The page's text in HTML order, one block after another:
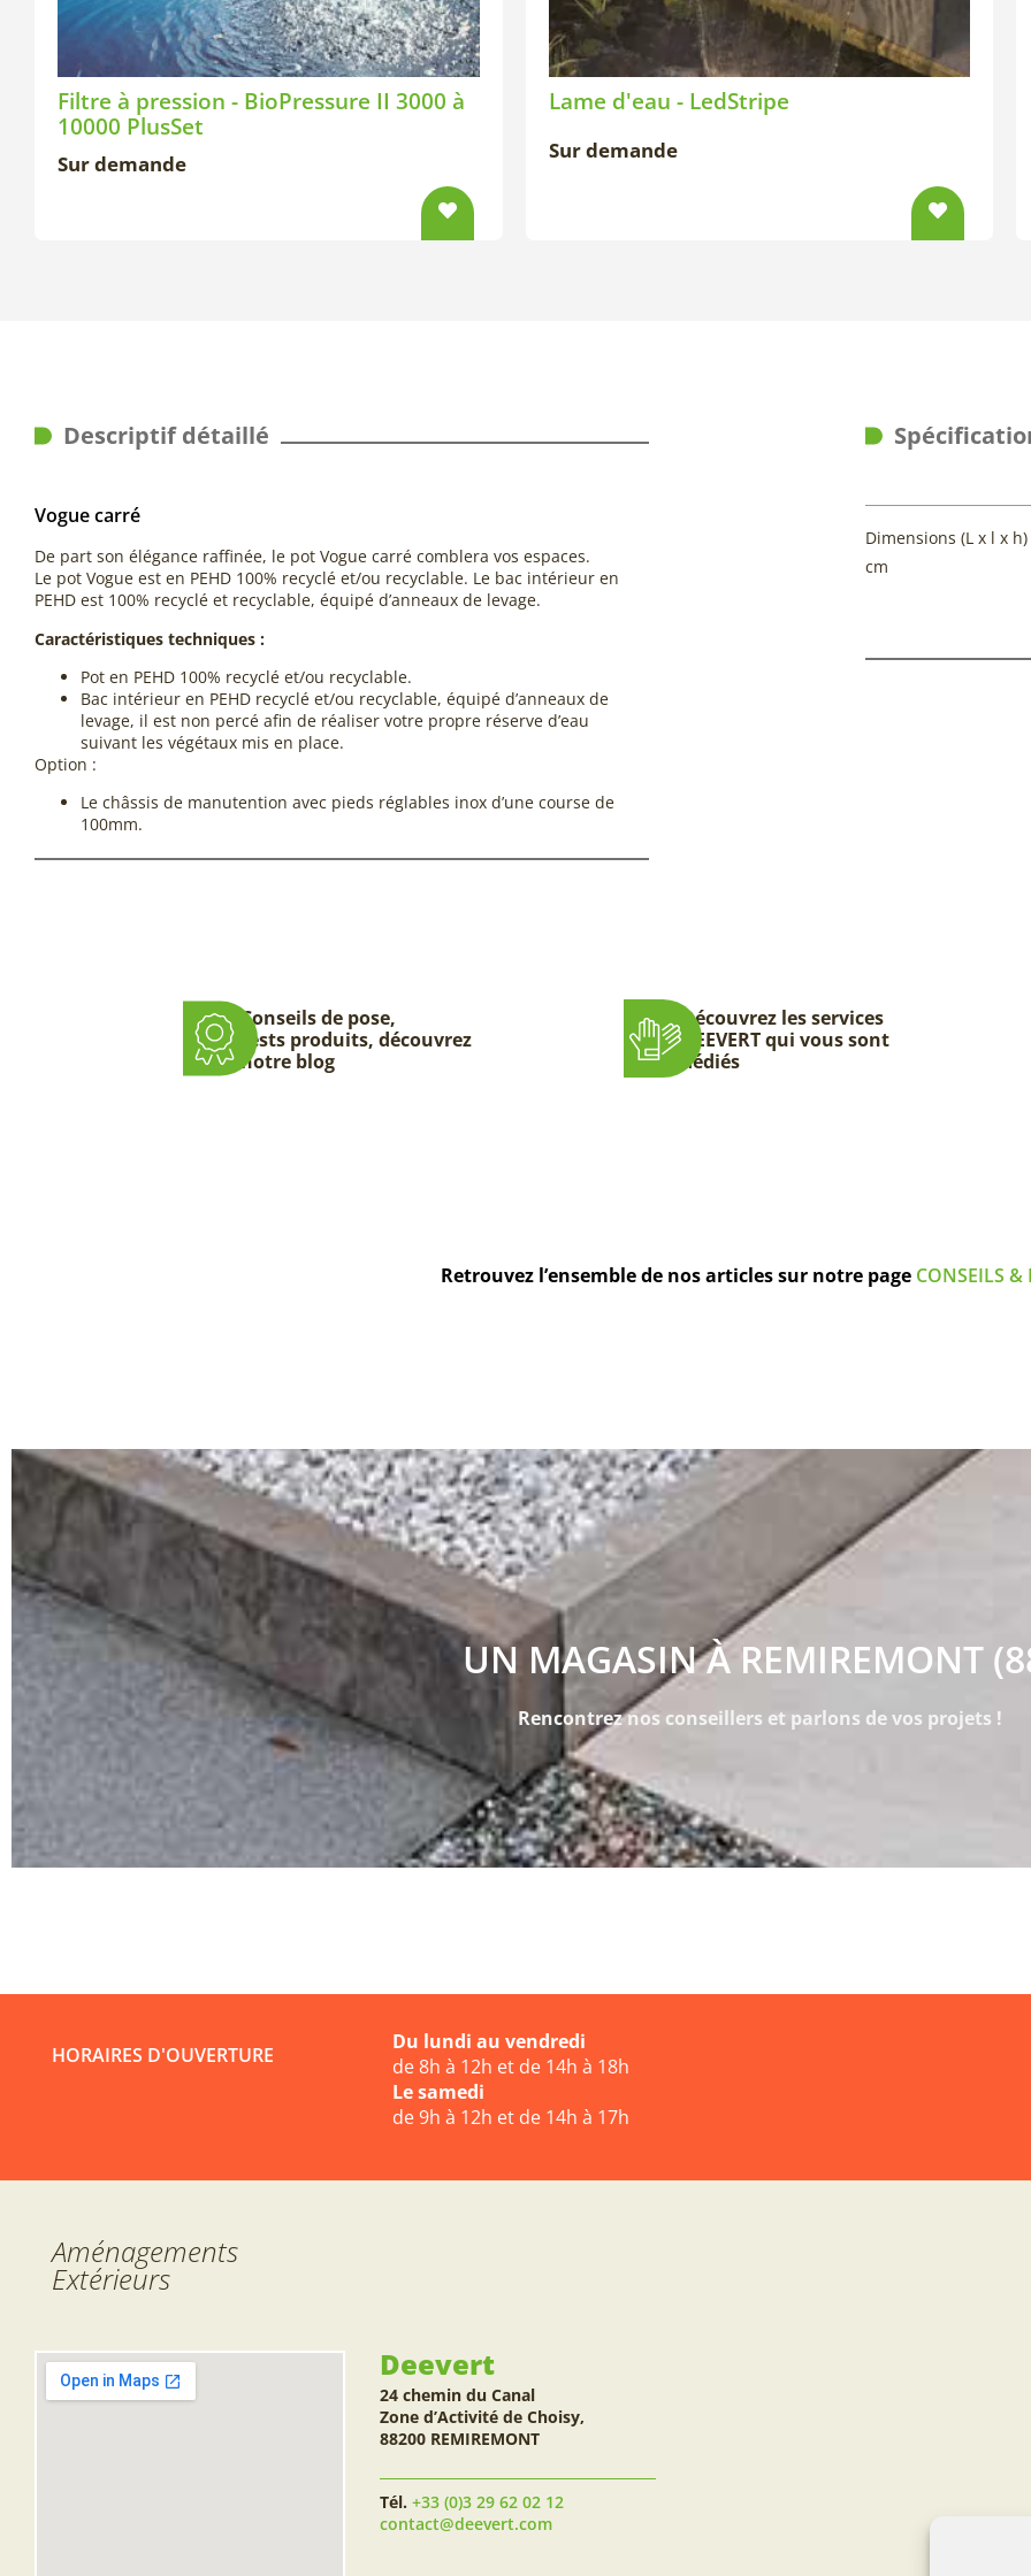
Filtre à pression - BioPressure II 3000 à
10000 PlusSet
Sur demande
Lame d'eau - LedStripe
Sur demande
Descriptif détaillé
Vogue carré
De part son élégance raffinée, le pot Vogue carré comblera vos espaces.
Le pot Vogue est en PEHD 100% recyclé et/ou recyclable. Le bac intérieur en
PEHD est 100% recyclé et recyclable, équipé d’anneaux de levage.
Caractéristiques techniques :
Pot en PEHD 100% recyclé et/ou recyclable.
Bac intérieur en PEHD recyclé et/ou recyclable, équipé d’anneaux de
levage, il est non percé afin de réaliser votre propre réserve d’eau
suivant les végétaux mis en place.
Option :
Le châssis de manutention avec pieds réglables inox d’une course de
100mm.
Dimensions (L x l x h)
cm
Conseils de pose,
tests produits, découvrez
notre blog
Découvrez les services
DEEVERT qui vous sont
dédiés
Retrouvez l’ensemble de nos articles sur notre page CONSEILS &
UN MAGASIN À REMIREMONT
Rencontrez nos conseillers et parlons de vos projets !
HORAIRES D'OUVERTURE
Du lundi au vendredi
de 8h à 12h et de 14h à 18h
Le samedi
de 9h à 12h et de 14h à 17h
Aménagements
Extérieurs
Deevert
24 chemin du Canal
Zone d’Activité de Choisy,
88200 REMIREMONT
Tél. +33 (0)3 29 62 02 12
contact@deevert.com